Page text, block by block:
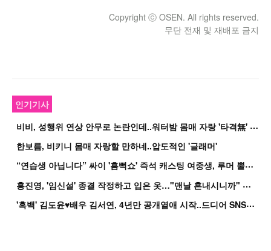
Copyright ⓒ OSEN. All rights reserved.
무단 전재 및 재배포 금지
인기기사
비
비, 성행위 연상 안무로 논란인데..워터밤 몸매 자랑 '타격無' 근황
한보름, 비키니 몸매 자랑할 만하네..압도적인 '글래머'
“
연습생 아닙니다” 싸이 '흠뻑쇼' 즉석 캐스팅 여중생, 루머 뿔났다[Oh!쎈 이...
홍
진영, '임신설' 종결 작정하고 입은 옷…"맨날 혼내시니까" 억울
'
흑백' 김도윤♥배우 김서연, 4년만 공개열애 시작..드디어 SNS에 노출 [핫피...